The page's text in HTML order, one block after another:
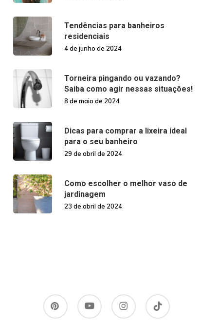
Tendências para banheiros
residenciais
4 de junho de 2024
Torneira pingando ou vazando?
Saiba como agir nessas situações!
8 de maio de 2024
Dicas para comprar a lixeira ideal
para o seu banheiro
29 de abril de 2024
Como escolher o melhor vaso de
jardinagem
23 de abril de 2024
pinterest youtube instagram tiktok